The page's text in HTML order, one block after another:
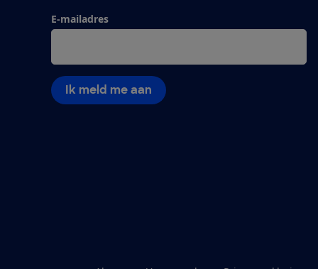
E-mailadres
Ik meld me aan